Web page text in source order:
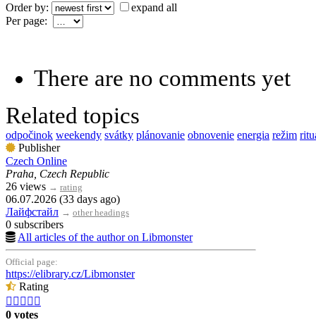
Order by:
expand all
Per page:
There are no comments yet
Related topics
odpočinok weekendy svátky plánovanie obnovenie energia režim
Publisher
Czech Online
Praha, Czech Republic
26 views → rating
06.07.2026 (33 days ago)
Лайфстайл → other headings
0 subscribers
All articles of the author on Libmonster
Official page:
https://elibrary.cz/Libmonster
Rating
    
0 votes